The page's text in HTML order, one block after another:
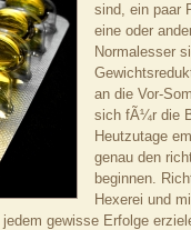
sind, ein paar
eine oder
Normalesser
an die Vor-
sich fÃ¼r die
Heutzutage
genau den
beginnen.
Hexerei und
gewisse Erfolge